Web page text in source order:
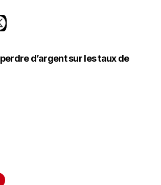
d’argent sur les taux de